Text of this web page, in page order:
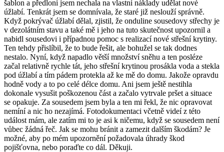
šablon a předloni jsem nechala na vlastní náklady udělat nové
úžlabí. Tenkrát jsem se domnívala, že staré již neslouží správně.
Když pokrývač úžlabí dělal, zjistil, že onduline sousedovy střechy je
v dezolátním stavu a také mě i jeho na tuto skutečnost upozornil a
nabidl sousedovi i případnou pomoc s realizací nové střešní krytiny.
Ten tehdy přislíbil, že to bude řešit, ale bohužel se tak dodnes
nestalo. Nyní, když napadlo větší množství sněhu a ten posléze
začal relativně rychle tát, jeho střešní krytinou prosákla voda a stekla
pod úžlabí a tím pádem protekla až ke mě do domu. Jakože opravdu
hodně vody a to po celé délce domu. Ani jsem ještě nestihla
dokonale vysušit poškozenou část a začalo vytrvale pršet a situace
se opakuje. Za sousedem jsem byla a ten mi řekl, že nic opravovat
nemíní a nic ho nezajímá. Fotodokumentaci včetně videí z této
událost mám, ale zatím mi to je asi k ničemu, když se sousedem není
vůbec žádná řeč. Jak se mohu bránit a zamezit dalším škodám? Je
možné, aby po mém upozornění požadovala úhrady škod
pojišťovna, nebo poraďte co dál. Děkuji.